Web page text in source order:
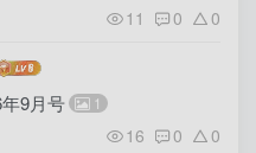
11 0 0
9月号 1
16 0 0